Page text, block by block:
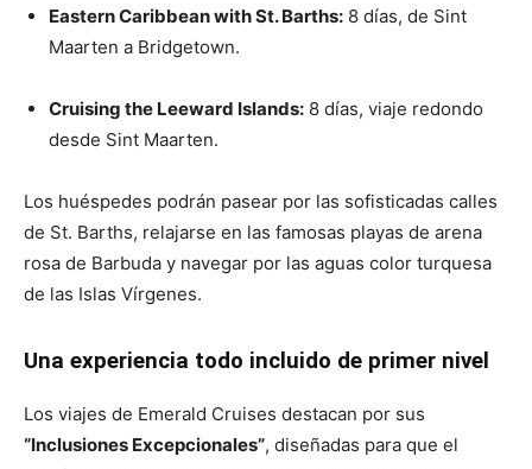
Eastern Caribbean with St. Barths: 8 días, de Sint
Maarten a Bridgetown.
Cruising the Leeward Islands: 8 días, viaje redondo
desde Sint Maarten.
Los huéspedes podrán pasear por las sofisticadas calles
de St. Barths, relajarse en las famosas playas de arena
rosa de Barbuda y navegar por las aguas color turquesa
de las Islas Vírgenes.
Una experiencia todo incluido de primer nivel
Los viajes de Emerald Cruises destacan por sus
“Inclusiones Excepcionales”, diseñadas para que el